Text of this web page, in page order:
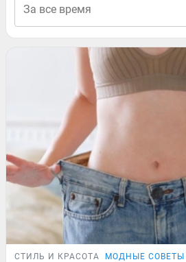
СТИЛЬ И КРАСОТА МОДНЫЕ СОВЕТЫ